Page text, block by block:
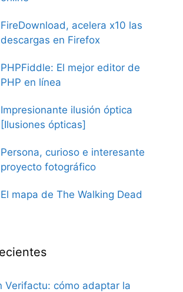
FireDownload, acelera x10 las
descargas en Firefox
PHPFiddle: El mejor editor de
PHP en línea
Impresionante ilusión óptica
[Ilusiones ópticas]
Persona, curioso e interesante
proyecto fotográfico
El mapa de The Walking Dead
Verifactu: cómo adaptar la